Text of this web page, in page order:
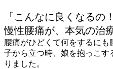
「こんなに良くなるの
慢性腰痛が、本気の治
腰痛がひどくて何をするに
子から立つ時、娘を抱っこ
りました。